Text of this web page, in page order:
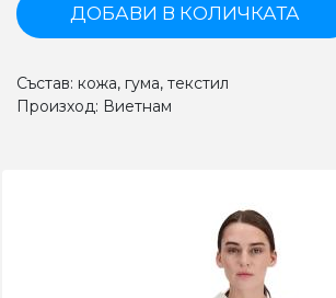
ДОБАВИ В КОЛИЧКАТА
Състав: кожа, гума, текстил
Произход: Виетнам